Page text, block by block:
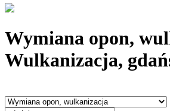
Wymiana opon,
Wulkanizacja,